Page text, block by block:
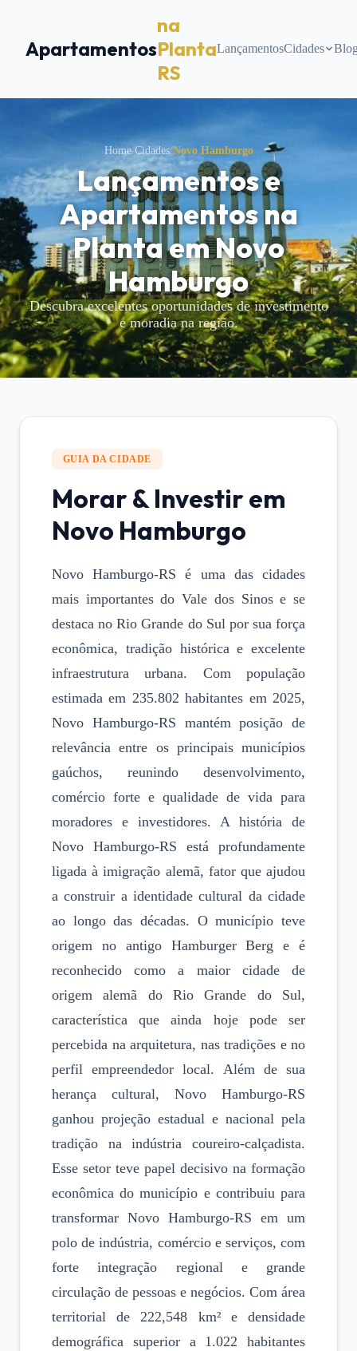
Apartamentos
na
Planta
RS
LançamentosCidades
Home/Cidades/Novo Hamburgo
Lançamentos e
Apartamentos na
Planta emNovo
Hamburgo
Descubra excelentes oportunidades de investimento
e moradia na região.
GUIA DA CIDADE
Morar & Investir em
Novo Hamburgo
Novo Hamburgo-RS é uma das cidades
mais importantes do Vale dos Sinos e se
destaca no Rio Grande do Sul por sua força
econômica, tradição histórica e excelente
infraestrutura urbana. Com população
estimada em 235.802 habitantes em 2025,
Novo Hamburgo-RS mantém posição de
relevância entre os principais municípios
gaúchos, reunindo desenvolvimento,
comércio forte e qualidade de vida para
moradores e investidores. A história de
Novo Hamburgo-RS está profundamente
ligada à imigração alemã, fator que ajudou
a construir a identidade cultural da cidade
ao longo das décadas. O município teve
origem no antigo Hamburger Berg e é
reconhecido como a maior cidade de
origem alemã do Rio Grande do Sul,
característica que ainda hoje pode ser
percebida na arquitetura, nas tradições e no
perfil empreendedor local. Além de sua
herança cultural, Novo Hamburgo-RS
ganhou projeção estadual e nacional pela
tradição na indústria coureiro-calçadista.
Esse setor teve papel decisivo na formação
econômica do município e contribuiu para
transformar Novo Hamburgo-RS em um
polo de indústria, comércio e serviços, com
forte integração regional e grande
circulação de pessoas e negócios. Com área
territorial de 222,548 km² e densidade
demográfica superior a 1.022 habitantes